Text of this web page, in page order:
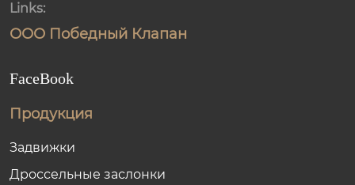
Links:
ООО Победный Клапан
FaceBook
Продукция
Задвижки
Дроссельные заслонки